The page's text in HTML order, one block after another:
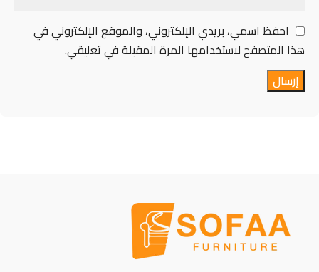
احفظ اسمي، بريدي الإلكتروني، والموقع الإلكتروني في
هذا المتصفح لاستخدامها المرة المقبلة في تعليقي.